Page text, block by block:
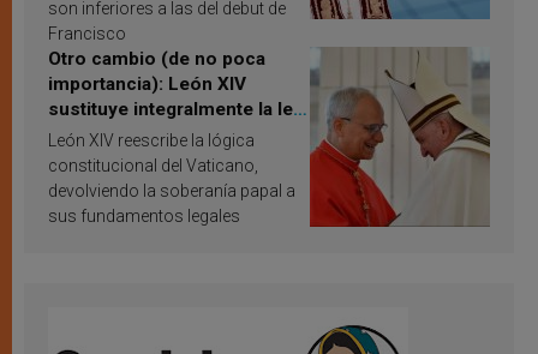
son inferiores a las del debut de
Francisco
Otro cambio (de no poca
importancia): León XIV
sustituye integralmente la ley
vaticana de Papa Francisco
León XIV reescribe la lógica
constitucional del Vaticano,
devolviendo la soberanía papal a
sus fundamentos legales